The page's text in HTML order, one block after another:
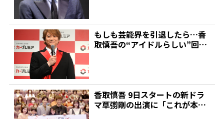
もしも芸能界を引退したら…香
取慎吾の“アイドルらしい”回答
香取慎吾 9日スタートの新ドラ
マ草彅剛の出演に「これが本当